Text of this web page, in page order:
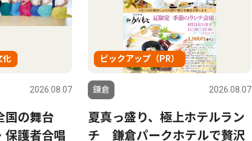
化
2026.08.07
国の舞台
護者合唱
ピックアップ（PR）
鎌倉 2026.08.07
夏真っ盛り、極上ホテルラン
チ 鎌倉パークホテルで贅沢